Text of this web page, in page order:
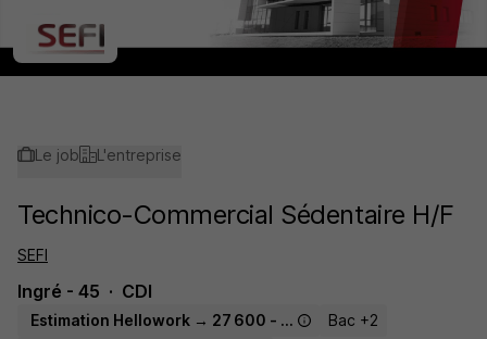
Le job L'entreprise
Technico-Commercial Sédentaire H/F
SEFI
Ingré - 45 CDI
Estimation Hellowork → 27 600 - 40 000 € / an
Bac +2